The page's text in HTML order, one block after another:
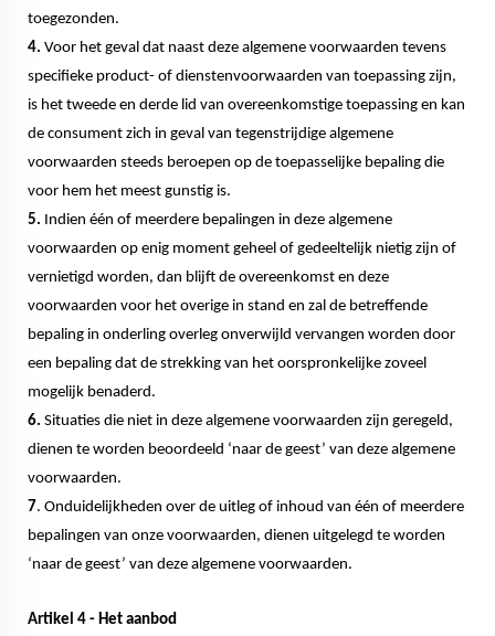
toegezonden.
4. Voor het geval dat naast deze algemene voorwaarden tevens
specifieke product- of dienstenvoorwaarden van toepassing zijn,
is het tweede en derde lid van overeenkomstige toepassing en kan
de consument zich in geval van tegenstrijdige algemene
voorwaarden steeds beroepen op de toepasselijke bepaling die
voor hem het meest gunstig is.
5. Indien één of meerdere bepalingen in deze algemene
voorwaarden op enig moment geheel of gedeeltelijk nietig zijn of
vernietigd worden, dan blijft de overeenkomst en deze
voorwaarden voor het overige in stand en zal de betreffende
bepaling in onderling overleg onverwijld vervangen worden door
een bepaling dat de strekking van het oorspronkelijke zoveel
mogelijk benaderd.
6. Situaties die niet in deze algemene voorwaarden zijn geregeld,
dienen te worden beoordeeld ‘naar de geest’ van deze algemene
voorwaarden.
7. Onduidelijkheden over de uitleg of inhoud van één of meerdere
bepalingen van onze voorwaarden, dienen uitgelegd te worden
‘naar de geest’ van deze algemene voorwaarden.
Artikel 4 - Het aanbod